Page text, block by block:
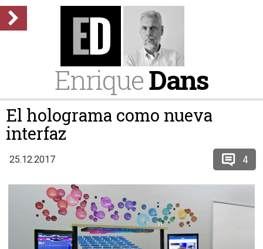
EnriqueDans
El holograma como nueva
interfaz
25.12.2017 4